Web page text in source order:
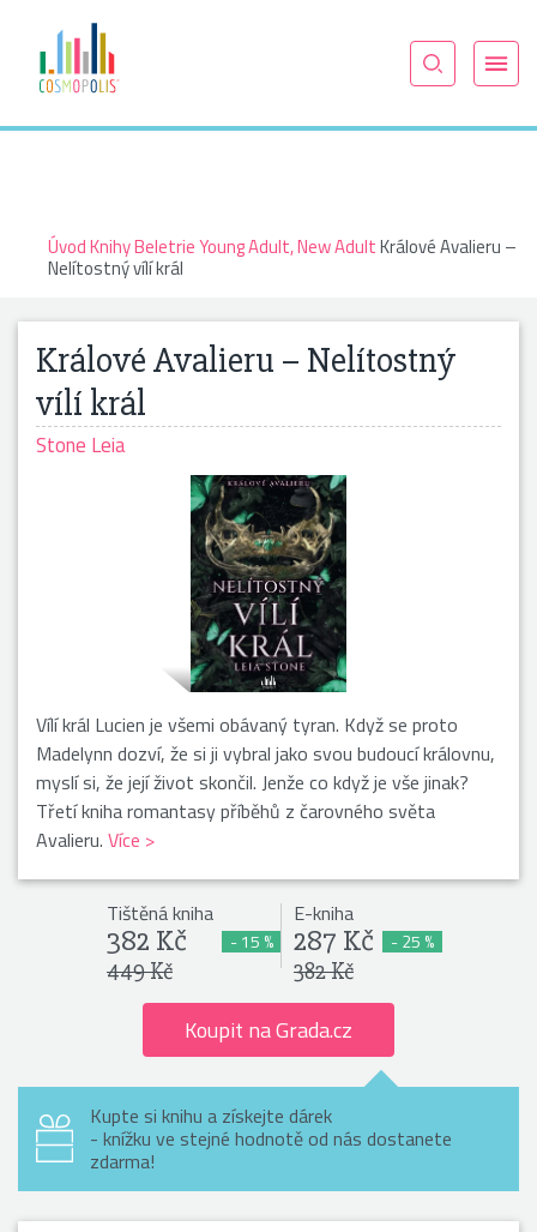
ÚvodKnihyBeletrieYoung Adult, New AdultKrálové Avalieru –
Nelítostný vílí král
Králové Avalieru – Nelítostný
vílí král
Stone Leia
Vílí král Lucien je všemi obávaný tyran. Když se proto
Madelynn dozví, že si ji vybral jako svou budoucí královnu,
myslí si, že její život skončil. Jenže co když je vše jinak?
Třetí kniha romantasy příběhů z čarovného světa
Avalieru. Více >
Koupit na Grada.cz
Tištěná kniha
382 Kč
449 Kč
- 15 %
E-kniha
287 Kč
382 Kč
- 25 %
Kupte si knihu a získejte dárek
- knížku ve stejné hodnotě od nás dostanete
zdarma!